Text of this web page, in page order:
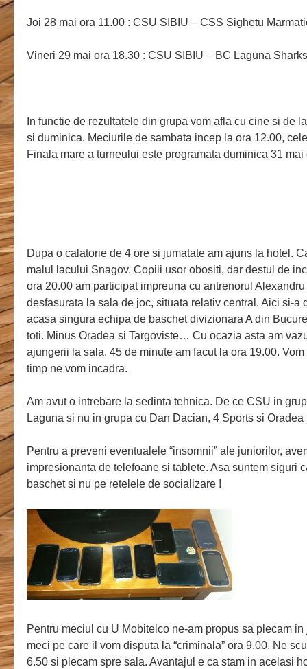
Joi 28 mai ora 11.00 : CSU SIBIU – CSS Sighetu
Vineri 29 mai ora 18.30 : CSU SIBIU – BC Laguna
In functie de rezultatele din grupa vom afla cu cine si de
si duminica. Meciurile de sambata incep la ora 12.00,
Finala mare a turneului este programata duminica 31 mai
Dupa o calatorie de 4 ore si jumatate am ajuns la hotel.
malul lacului Snagov. Copiii usor obositi, dar destul de
ora 20.00 am participat impreuna cu antrenorul
desfasurata la sala de joc, situata relativ central. Aici si-a
acasa singura echipa de baschet divizionara A din
toti. Minus Oradea si Targoviste… Cu ocazia asta am
ajungerii la sala. 45 de minute am facut la ora 19.00.
timp ne vom incadra.
Am avut o intrebare la sedinta tehnica. De ce CSU in
Laguna si nu in grupa cu Dan Dacian, 4 Sports si
Pentru a preveni eventualele “insomnii” ale juniorilor,
impresionanta de telefoane si tablete. Asa suntem siguri
baschet si nu pe retelele de socializare !
Pentru meciul cu U Mobitelco ne-am propus sa plecam
meci pe care il vom disputa la “criminala” ora 9.00. Ne
6.50 si plecam spre sala. Avantajul e ca stam in acelasi